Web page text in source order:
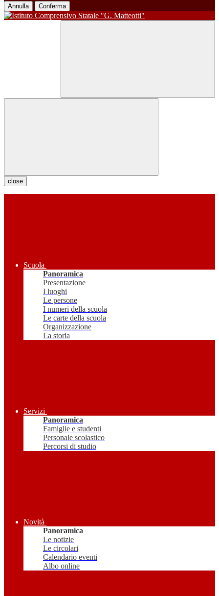
Annulla Conferma
close
Scuola
Panoramica
Presentazione
I luoghi
Le persone
I numeri della scuola
Le carte della scuola
Organizzazione
La storia
Servizi
Panoramica
Famiglie e studenti
Personale scolastico
Percorsi di studio
Novità
Panoramica
Le notizie
Le circolari
Calendario eventi
Albo online